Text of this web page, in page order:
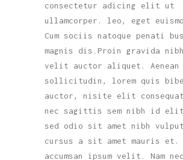
consectetur adicing elit ut
ullamcorper. leo, eget
Cum sociis natoque penati
magnis dis.Proin gravida
velit auctor aliquet. Aenean
sollicitudin, lorem quis
auctor, nisite elit consequat
nec sagittis sem nibh id
sed odio sit amet nibh
cursus a sit amet mauris et.
accumsan ipsum velit. Nam